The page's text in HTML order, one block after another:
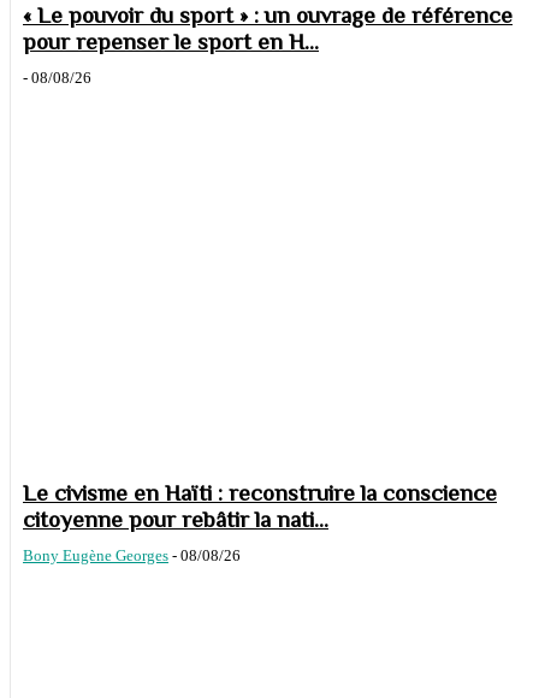
« Le pouvoir du sport » : un ouvrage de référence
pour repenser le sport en H...
- 08/08/26
Le civisme en Haïti : reconstruire la conscience
citoyenne pour rebâtir la nati...
Bony Eugène Georges - 08/08/26